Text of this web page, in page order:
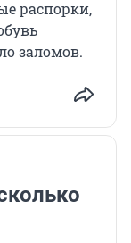
распорки,
заломов.